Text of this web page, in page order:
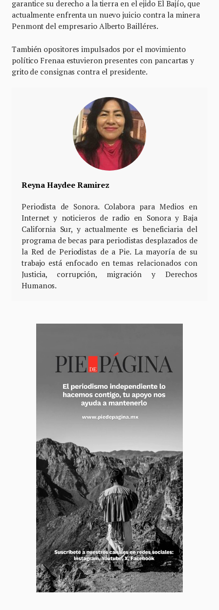
garantice su derecho a la tierra en el ejido El Bajío, que
actualmente enfrenta un nuevo juicio contra la minera
Penmont del empresario Alberto Bailléres.
También opositores impulsados por el movimiento
político Frenaa estuvieron presentes con pancartas y
grito de consignas contra el presidente.
Reyna Haydee Ramirez
Periodista de Sonora. Colabora para Medios en
Internet y noticieros de radio en Sonora y Baja
California Sur, y actualmente es beneficiaria del
programa de becas para periodistas desplazados de
la Red de Periodistas de a Pie. La mayoría de su
trabajo está enfocado en temas relacionados con
Justicia, corrupción, migración y Derechos
Humanos.